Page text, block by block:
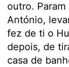
outro.
António,
fez de ti o
depois, de
casa de